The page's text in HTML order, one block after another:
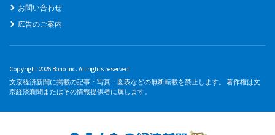
お問い合わせ
広告のご案内
Copyright 2026 Bono Inc. All rights reserved.
文京経済新聞に掲載の記事・写真・図表などの無断転載を禁止します。 著作権は文
京経済新聞またはその情報提供者に属します。